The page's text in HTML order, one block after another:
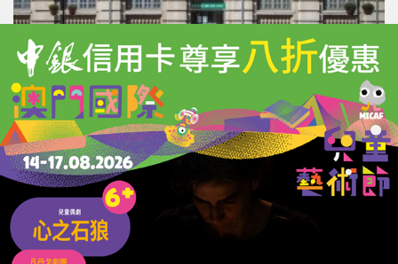
澳門在國際多邊治理體系的「初亮相」
03/07/2026 71040